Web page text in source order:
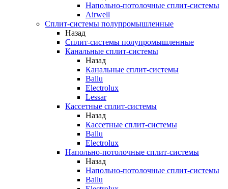
Напольно-потолочные сплит-системы
Airwell
Сплит-системы полупромышленные
Назад
Сплит-системы полупромышленные
Канальные сплит-системы
Назад
Канальные сплит-системы
Ballu
Electrolux
Lessar
Кассетные сплит-системы
Назад
Кассетные сплит-системы
Ballu
Electrolux
Напольно-потолочные сплит-системы
Назад
Напольно-потолочные сплит-системы
Ballu